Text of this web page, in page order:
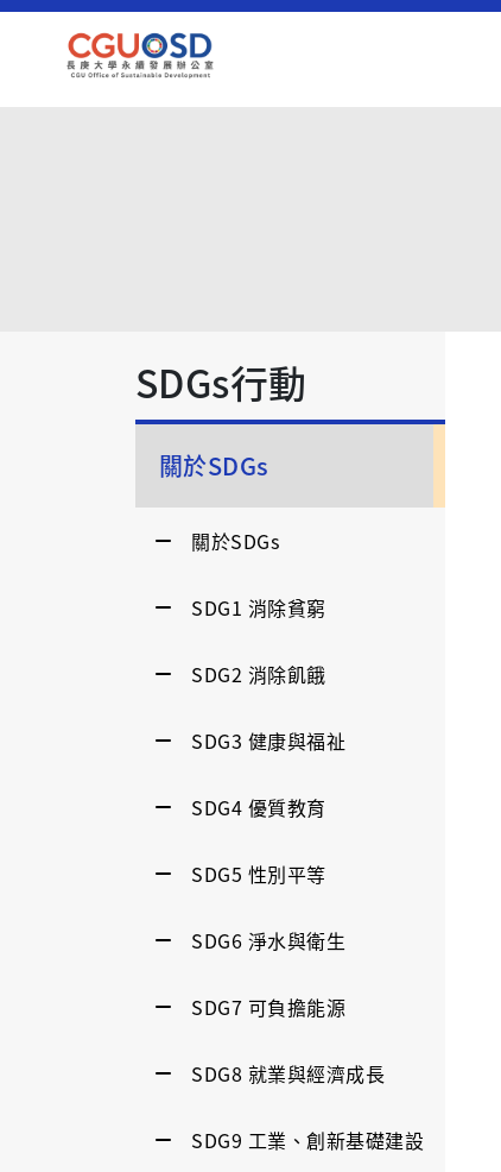
SDGs行動
關於SDGs
關於SDGs
SDG1 消除貧窮
SDG2 消除飢餓
SDG3 健康與福祉
SDG4 優質教育
SDG5 性別平等
SDG6 淨水與衛生
SDG7 可負擔能源
SDG8 就業與經濟成長
SDG9 工業、創新基礎建設